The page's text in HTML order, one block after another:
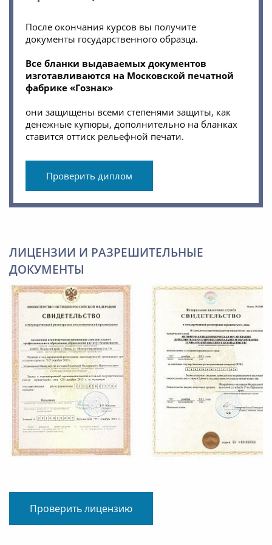
После окончания курсов вы получите
документы государственного образца.
Все бланки выдаваемых документов
изготавливаются на Московской печатной
фабрике «Гознак»
они защищены всеми степенями защиты, как
денежные купюры, дополнительно на бланках
ставится оттиск рельефной печати.
Проверить диплом
ЛИЦЕНЗИИ И РАЗРЕШИТЕЛЬНЫЕ
ДОКУМЕНТЫ
Проверить лицензию